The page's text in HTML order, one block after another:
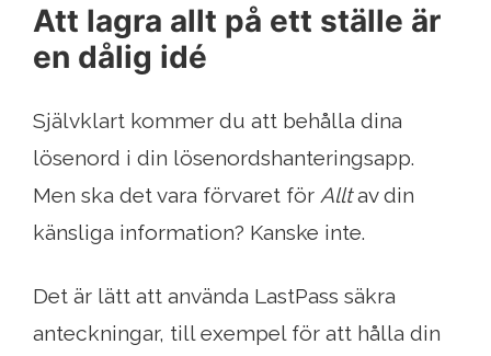
Att lagra allt på ett ställe är
en dålig idé
Självklart kommer du att behålla dina
lösenord i din lösenordshanteringsapp.
Men ska det vara förvaret för Alltav din
känsliga information? Kanske inte.
Det är lätt att använda LastPass säkra
anteckningar, till exempel för att hålla din